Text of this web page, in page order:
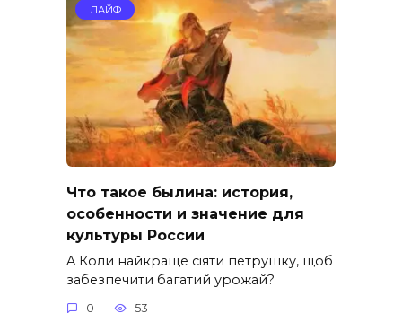
ЛАЙФ
Что такое былина: история,
особенности и значение для
культуры России
A Коли найкраще сіяти петрушку, щоб
забезпечити багатий урожай?
0 53